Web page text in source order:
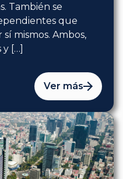
También se
que
mismos. Ambos,
[…]
Ver más